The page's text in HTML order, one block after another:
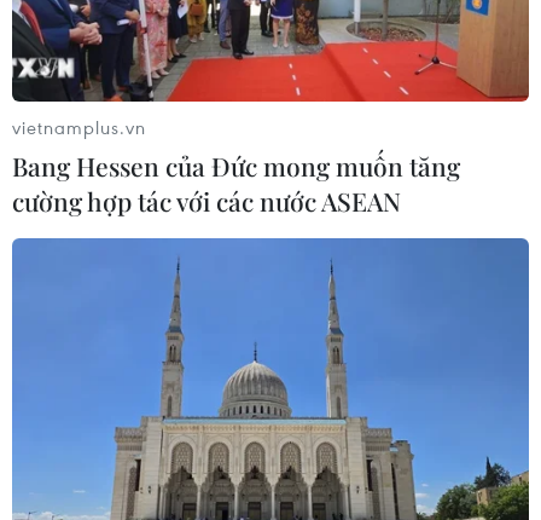
Huấn luyện viên Myanmar đưa tuyển Việt
Nam "lên mây" trước đại chiến
Huấn luyện viên Gerd Zeise của Myanmar đã không
tiếc lời khen cho đội tuyển Việt Nam trước thềm cuộc đối
đầu giữa hai đội tại lượt trận mở màn bảng B AFF
Suzuki Cup 2016 tối nay (20/11).
vietnamplus.vn
Bang Hessen của Đức mong muốn tăng
cường hợp tác với các nước ASEAN